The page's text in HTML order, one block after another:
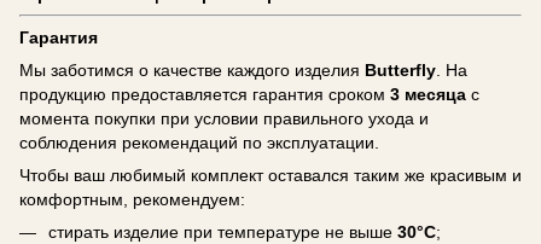
Гарантия
Мы заботимся о качестве каждого изделия Butterfly . На
продукцию предоставляется гарантия сроком 3 месяца с
момента покупки при условии правильного ухода и
соблюдения рекомендаций по эксплуатации.
Чтобы ваш любимый комплект оставался таким же красивым и
комфортным, рекомендуем:
стирать изделие при температуре не выше 30°C;